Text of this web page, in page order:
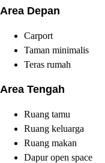
Area Depan
Carport
Taman minimalis
Teras rumah
Area Tengah
Ruang tamu
Ruang keluarga
Ruang makan
Dapur open space